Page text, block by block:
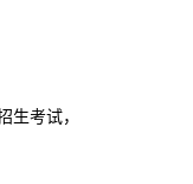
生考试，